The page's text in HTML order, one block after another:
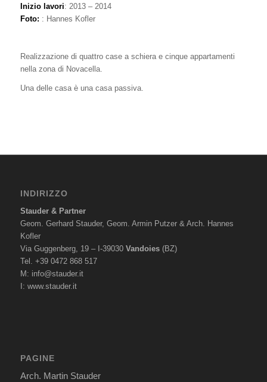
Inizio lavori: 2013 – 2014
Foto: : Hannes Kofler
Realizzazione di quattro case a schiera e cinque appartamenti
nella zona di Novacella.
Una delle casa è una casa passiva.
INDIRIZZO
Stauder & Partner
Geom. Gerhard Stauder, Geom. Armin Putzer & Arch. Hannes
Kofler
Via Guggenberg, 19 – I-39030 Vandoies(BZ)
Tel. +39 0472 868 517
M: info@stauder.it
I: www.stauder.it
PAGINE
Arch. Martin Stauder